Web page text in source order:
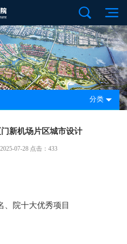
分类
门新机场片区城市设计
07-28 点击：433
、院十大优秀项目